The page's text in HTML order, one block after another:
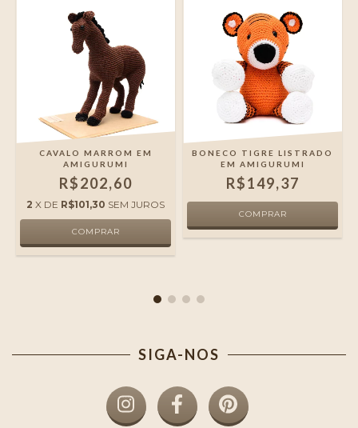
CAVALO MARROM EM
AMIGURUMI
R$202,60
2 X DE R$101,30 SEM JUROS
BONECO TIGRE LISTRADO
EM AMIGURUMI
R$149,37
SIGA-NOS